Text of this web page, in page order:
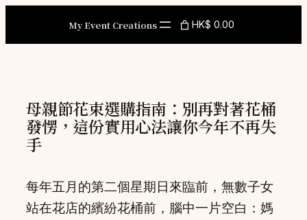
content
My Event Creations HK$ 0.00
母親節花束選購指南：別再對著花桶
發愣，這份實用心法讓你今年不再失
手
每年五月的第二個星期日來臨前，無數子女
站在花店的繽紛花桶前，腦中一片空白：媽